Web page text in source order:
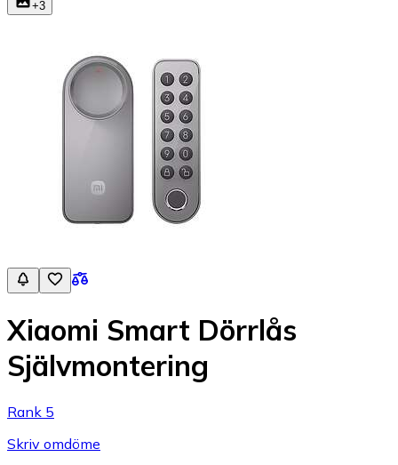
+3
Xiaomi Smart Dörrlås
Självmontering
Rank 5
Skriv omdöme